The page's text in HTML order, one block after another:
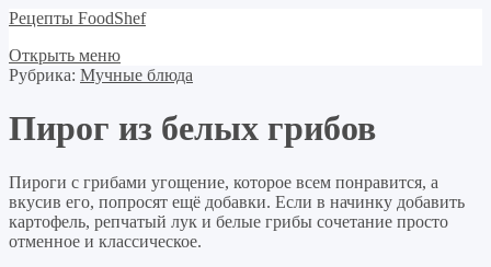
Рецепты FoodShef
Открыть меню
Рубрика: Мучные блюда
Пирог из белых грибов
Пироги с грибами угощение, которое всем понравится, а
вкусив его, попросят ещё добавки. Если в начинку добавить
картофель, репчатый лук и белые грибы сочетание просто
отменное и классическое.